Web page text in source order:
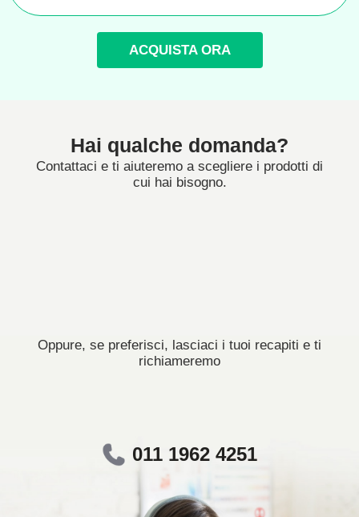
ACQUISTA ORA
Hai qualche domanda?
Contattaci e ti aiuteremo a scegliere i prodotti di
cui hai bisogno.
Oppure, se preferisci, lasciaci i tuoi recapiti e ti
richiameremo
011 1962 4251